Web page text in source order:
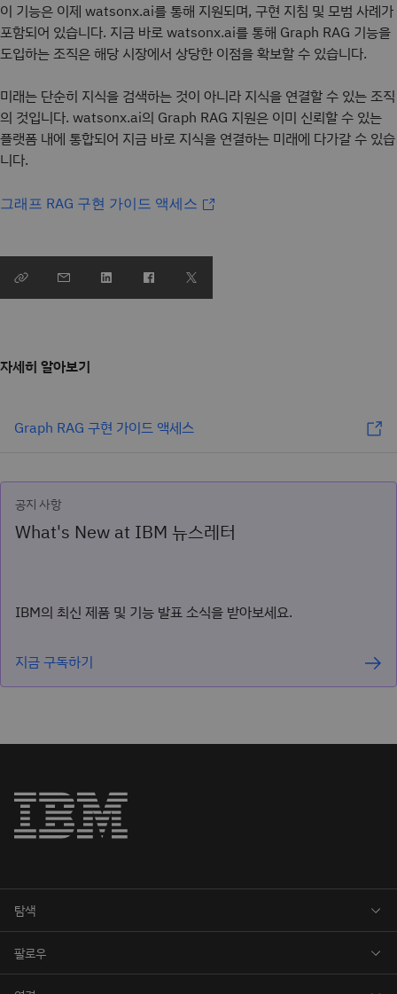
이 기능은 이제 watsonx.ai를 통해 지원되며, 구현 지침 및 모범 사례가
포함되어 있습니다. 지금 바로 watsonx.ai를 통해 Graph RAG 기능을
도입하는 조직은 해당 시장에서 상당한 이점을 확보할 수 있습니다.
미래는 단순히 지식을 검색하는 것이 아니라 지식을 연결할 수 있는 조직
의 것입니다. watsonx.ai의 Graph RAG 지원은 이미 신뢰할 수 있는
플랫폼 내에 통합되어 지금 바로 지식을 연결하는 미래에 다가갈 수 있습
니다.
그래프 RAG 구현 가이드 액세스
자세히 알아보기
Graph RAG 구현 가이드 액세스
공지 사항
What's New at IBM 뉴스레터
IBM의 최신 제품 및 기능 발표 소식을 받아보세요.
지금 구독하기